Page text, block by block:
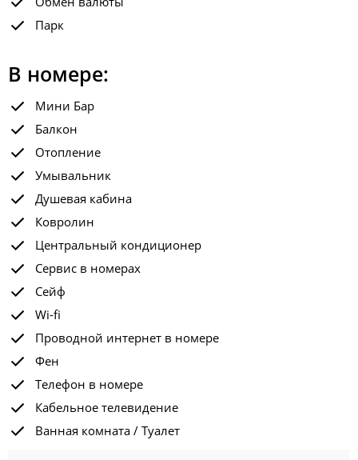
Парк
В номере:
Мини Бар
Балкон
Отопление
Умывальник
Душевая кабина
Ковролин
Центральный кондиционер
Сервис в номерах
Сейф
Wi-fi
Проводной интернет в номере
Фен
Телефон в номере
Кабельное телевидение
Ванная комната / Туалет